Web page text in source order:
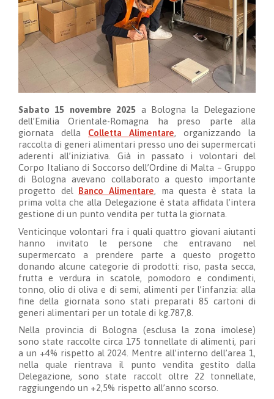
Sabato 15 novembre 2025 a Bologna la Delegazione
dell’Emilia Orientale-Romagna ha preso parte alla
giornata della Colletta Alimentare, organizzando la
raccolta di generi alimentari presso uno dei supermercati
aderenti all’iniziativa. Già in passato i volontari del
Corpo Italiano di Soccorso dell’Ordine di Malta – Gruppo
di Bologna avevano collaborato a questo importante
progetto del
Banco Alimentare, ma questa è stata la
prima volta che alla Delegazione è stata affidata l’intera
gestione di un punto vendita per tutta la giornata.
Venticinque volontari fra i quali quattro giovani aiutanti
hanno invitato le persone che entravano nel
supermercato a prendere parte a questo progetto
donando alcune categorie di prodotti: riso, pasta secca,
frutta e verdura in scatole, pomodoro e condimenti,
tonno, olio di oliva e di semi, alimenti per l’infanzia: alla
fine della giornata sono stati preparati 85 cartoni di
generi alimentari per un totale di kg.787,8.
Nella provincia di Bologna (esclusa la zona imolese)
sono state raccolte circa 175 tonnellate di alimenti, pari
a un +4% rispetto al 2024. Mentre all’interno dell’area 1,
nella quale rientrava il punto vendita gestito dalla
Delegazione, sono state raccolt oltre 22 tonnellate,
raggiungendo un +2,5% rispetto all’anno scorso.